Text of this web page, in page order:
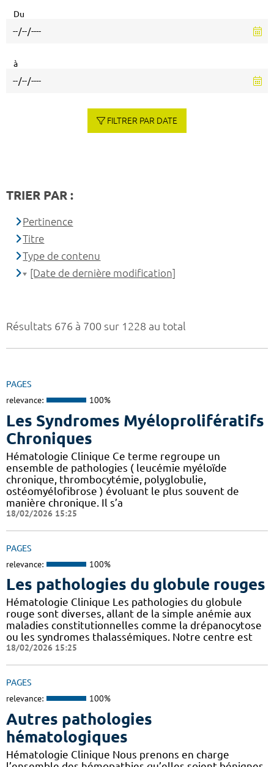
Résultats 676 à 700 sur 1228 au total
PAGES
relevance: 100%
Les Syndromes Myéloprolifératifs
Chroniques
Hématologie Clinique Ce terme regroupe un
ensemble de pathologies ( leucémie myéloïde
chronique, thrombocytémie, polyglobulie,
ostéomyélofibrose ) évoluant le plus souvent de
manière chronique. Il s’a
18/02/2026 15:25
PAGES
relevance: 100%
Les pathologies du globule rouges
Hématologie Clinique Les pathologies du globule
rouge sont diverses, allant de la simple anémie aux
maladies constitutionnelles comme la drépanocytose
ou les syndromes thalassémiques. Notre centre est
18/02/2026 15:25
PAGES
relevance: 100%
Autres pathologies
hématologiques
Hématologie Clinique Nous prenons en charge
Du
à
FILTRER PAR DATE
TRIER PAR :
Pertinence
Titre
Type de contenu
[Date de dernière modification]